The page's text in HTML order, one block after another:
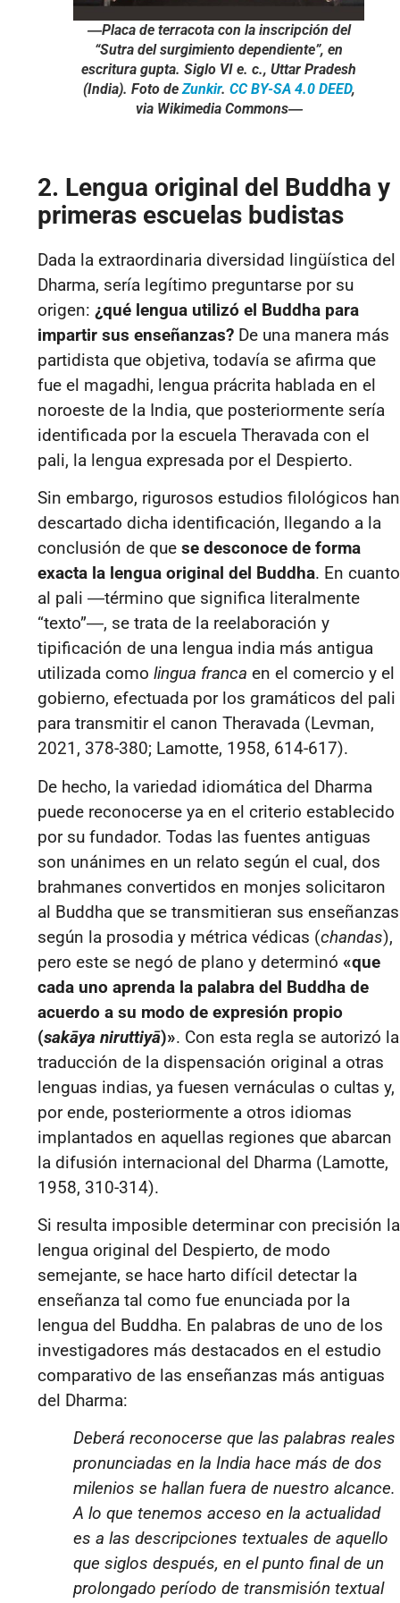
―Placa de terracota con la inscripción del
“Sutra del surgimiento dependiente”, en
escritura gupta. Siglo VI e. c., Uttar Pradesh
(India). Foto de Zunkir. CC BY-SA 4.0 DEED,
via Wikimedia Commons―
2. Lengua original del Buddha y
primeras escuelas budistas
Dada la extraordinaria diversidad lingüística del
Dharma, sería legítimo preguntarse por su
origen: ¿qué lengua utilizó el Buddha para
impartir sus enseñanzas? De una manera más
partidista que objetiva, todavía se afirma que
fue el magadhi, lengua prácrita hablada en el
noroeste de la India, que posteriormente sería
identificada por la escuela Theravada con el
pali, la lengua expresada por el Despierto.
Sin embargo, rigurosos estudios filológicos han
descartado dicha identificación, llegando a la
conclusión de que se desconoce de forma
exacta la lengua original del Buddha. En cuanto
al pali ―término que significa literalmente
“texto”―, se trata de la reelaboración y
tipificación de una lengua india más antigua
utilizada como lingua franca en el comercio y el
gobierno, efectuada por los gramáticos del pali
para transmitir el canon Theravada (Levman,
2021, 378-380; Lamotte, 1958, 614-617).
De hecho, la variedad idiomática del Dharma
puede reconocerse ya en el criterio establecido
por su fundador. Todas las fuentes antiguas
son unánimes en un relato según el cual, dos
brahmanes convertidos en monjes solicitaron
al Buddha que se transmitieran sus enseñanzas
según la prosodia y métrica védicas (chandas),
pero este se negó de plano y determinó «que
cada uno aprenda la palabra del Buddha de
acuerdo a su modo de expresión propio
(sakāya niruttiyā)». Con esta regla se autorizó la
traducción de la dispensación original a otras
lenguas indias, ya fuesen vernáculas o cultas y,
por ende, posteriormente a otros idiomas
implantados en aquellas regiones que abarcan
la difusión internacional del Dharma (Lamotte,
1958, 310-314).
Si resulta imposible determinar con precisión la
lengua original del Despierto, de modo
semejante, se hace harto difícil detectar la
enseñanza tal como fue enunciada por la
lengua del Buddha. En palabras de uno de los
investigadores más destacados en el estudio
comparativo de las enseñanzas más antiguas
del Dharma:
Deberá reconocerse que las palabras reales
pronunciadas en la India hace más de dos
milenios se hallan fuera de nuestro alcance.
A lo que tenemos acceso en la actualidad
es a las descripciones textuales de aquello
que siglos después, en el punto final de un
prolongado período de transmisión textual